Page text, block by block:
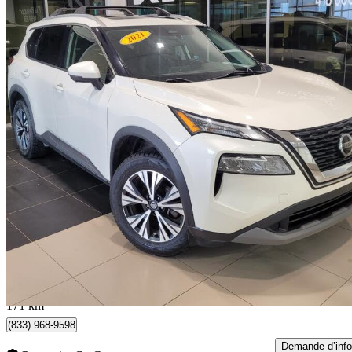
2021 Nissan Rogue
SV AWD45 925 km
20 961 $ Affaire
17 $/mois env.
Québec, QC
171 km
(833) 968-9598
Demande d’info